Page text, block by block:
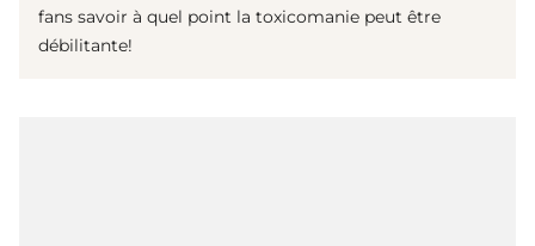
fans savoir à quel point la toxicomanie peut être
débilitante!